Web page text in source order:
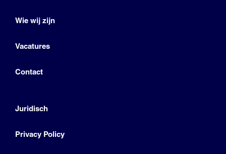
Wie wij zijn
Vacatures
Contact
Juridisch
Privacy Policy